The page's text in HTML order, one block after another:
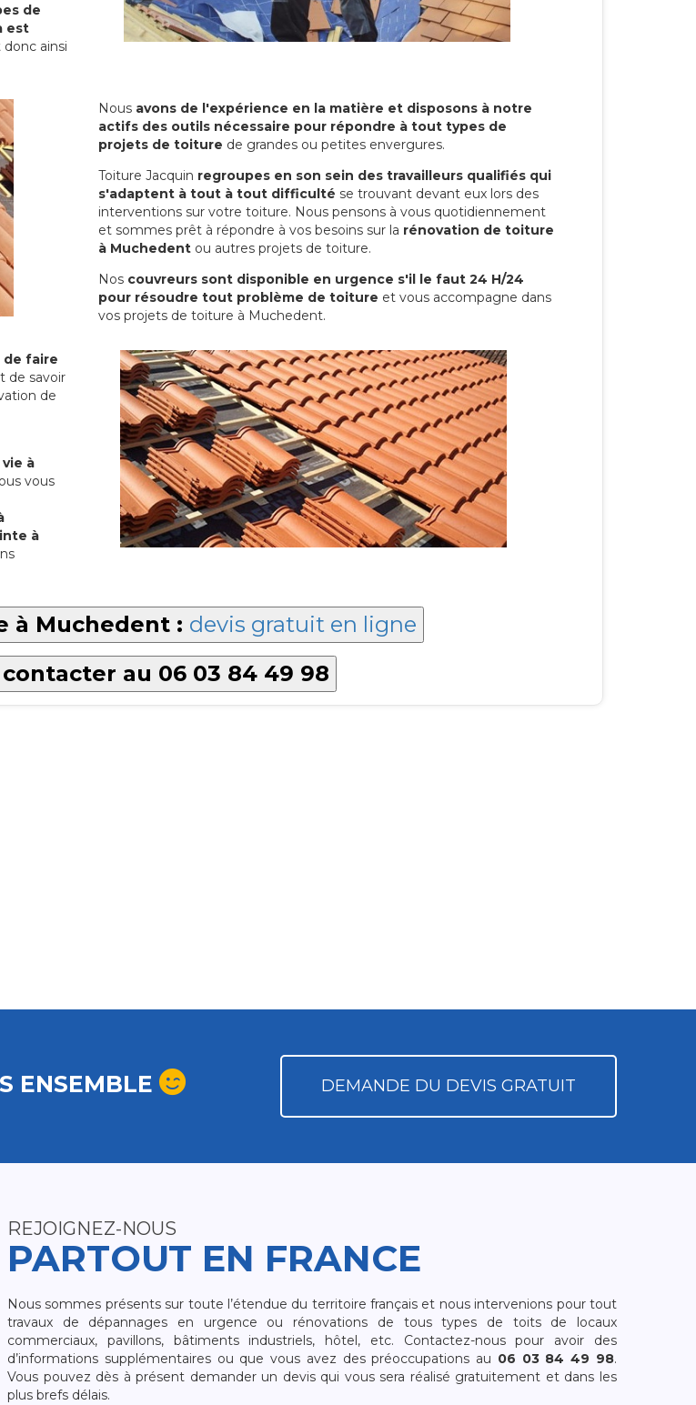
de
est
donc ainsi
Nous avons de l'expérience en la matière et disposons à notre
actifs des outils nécessaire pour répondre à tout types de
projets de toiture de grandes ou petites envergures.
Toiture Jacquin regroupes en son sein des travailleurs qualifiés qui
s'adaptent à tout à tout difficulté se trouvant devant eux lors des
interventions sur votre toiture. Nous pensons à vous quotidiennement
et sommes prêt à répondre à vos besoins sur la rénovation de toiture
à Muchedent ou autres projets de toiture.
Nos couvreurs sont disponible en urgence s'il le faut 24 H/24
pour résoudre tout problème de toiture et vous accompagne dans
vos projets de toiture à Muchedent.
de faire
de savoir
de
à
vous
à
à Muchedent : devis gratuit en ligne
au 06 03 84 49 98
ENSEMBLE DEMANDE DU DEVIS GRATUIT
REJOIGNEZ-NOUS
PARTOUT EN FRANCE
Nous sommes présents sur toute l’étendue du territoire français et nous intervenions pour tout
travaux de dépannages en urgence ou rénovations de tous types de toits de locaux
commerciaux, pavillons, bâtiments industriels, hôtel, etc. Contactez-nous pour avoir des
d’informations supplémentaires ou que vous avez des préoccupations au 06 03 84 49 98.
Vous pouvez dès à présent demander un devis qui vous sera réalisé gratuitement et dans les
plus brefs délais.